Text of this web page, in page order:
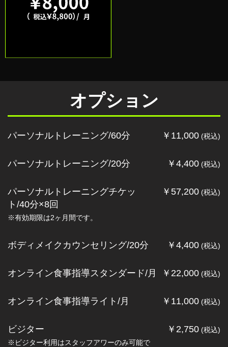
オプション
パーソナルトレーニング/60分 ￥11,000 (税込)
パーソナルトレーニング/20分 ￥4,400 (税込)
パーソナルトレーニングチケッ
ト/40分×8回
※有効期限は2ヶ月間です。
￥57,200 (税込)
ボディメイクカウンセリング/20分 ￥4,400 (税込)
オンライン食事指導スタンダード/月 ￥22,000 (税込)
オンライン食事指導ライト/月 ￥11,000 (税込)
ビジター
※ビジター利用はスタッフアワーのみ可能で
￥2,750 (税込)